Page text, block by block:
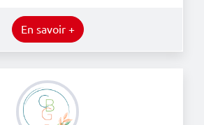
En savoir +